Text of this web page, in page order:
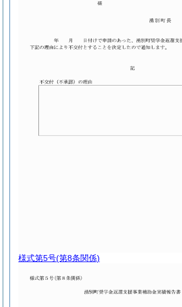
様式第5号(第8条関係)